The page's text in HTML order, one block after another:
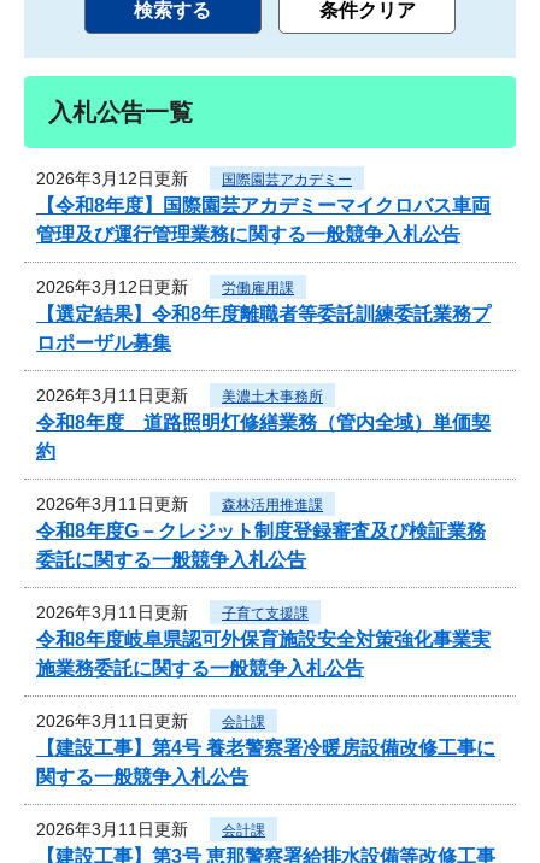
入札公告一覧
2026年3月12日更新 国際園芸アカデミー
【令和8年度】国際園芸アカデミーマイクロバス車両
管理及び運行管理業務に関する一般競争入札公告
2026年3月12日更新 労働雇用課
【選定結果】令和8年度離職者等委託訓練委託業務プ
ロポーザル募集
2026年3月11日更新 美濃土木事務所
令和8年度 道路照明灯修繕業務（管内全域）単価契
約
2026年3月11日更新 森林活用推進課
令和8年度G－クレジット制度登録審査及び検証業務
委託に関する一般競争入札公告
2026年3月11日更新 子育て支援課
令和8年度岐阜県認可外保育施設安全対策強化事業実
施業務委託に関する一般競争入札公告
2026年3月11日更新 会計課
【建設工事】第4号 養老警察署冷暖房設備改修工事に
関する一般競争入札公告
2026年3月11日更新 会計課
【建設工事】第3号 恵那警察署給排水設備等改修工事